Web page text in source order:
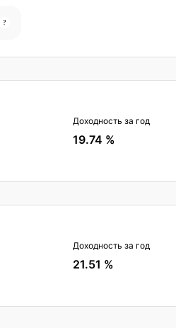
?
Доходность за год
19.74 %
Доходность за год
21.51 %